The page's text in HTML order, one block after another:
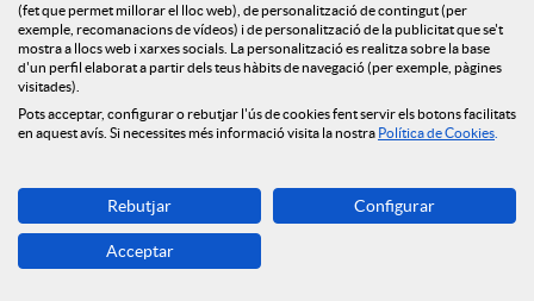
claríssima per la digitalització. El millor està per venir”.
C
o
m
Notícies relacionades
(fet que permet millorar el lloc web), de personalització de contingut (per
exemple, recomanacions de vídeos) i de personalització de la publicitat que se't
mostra a llocs web i xarxes socials. La personalització es realitza sobre la base
d'un perfil elaborat a partir dels teus hàbits de navegació (per exemple, pàgines
visitades).
Pots acceptar, configurar o rebutjar l'ús de cookies fent servir els botons facilitats
en aquest avís. Si necessites més informació visita la nostra Política de Cookies
Rebutjar Configurar
Acceptar